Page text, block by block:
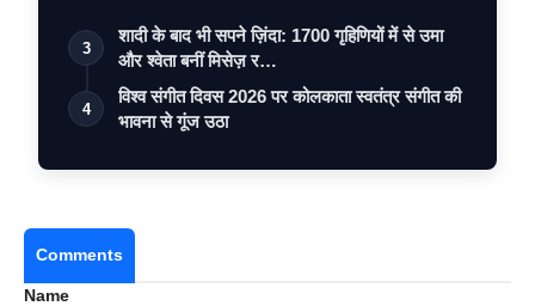
3
शादी के बाद भी सपने ज़िंदा: 1700 गृहिणियों में से उमा
और श्वेता बनीं मिसेज़ र…
4
विश्व संगीत दिवस 2026 पर कोलकाता स्वतंत्र संगीत की
भावना से गूंज उठा
Comments
Name